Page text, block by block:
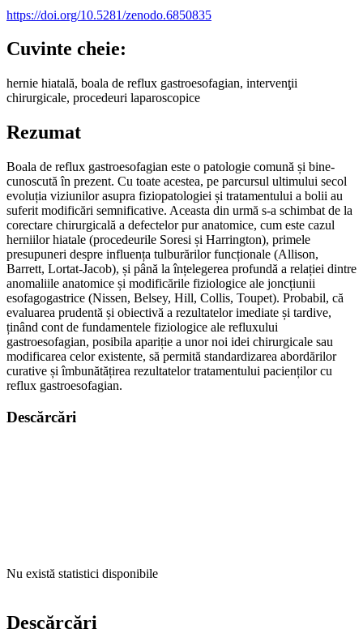
https://doi.org/10.5281/zenodo.6850835
Cuvinte cheie:
hernie hiatală, boala de reflux gastroesofagian, intervenţii
chirurgicale, procedeuri laparoscopice
Rezumat
Boala de reflux gastroesofagian este o patologie comună și bine-
cunoscută în prezent. Cu toate acestea, pe parcursul ultimului secol
evoluția viziunilor asupra fiziopatologiei și tratamentului a bolii au
suferit modificări semnificative. Aceasta din urmă s-a schimbat de la
corectare chirurgicală a defectelor pur anatomice, cum este cazul
herniilor hiatale (procedeurile Soresi și Harrington), primele
presupuneri despre influența tulburărilor funcționale (Allison,
Barrett, Lortat-Jacob), și până la înțelegerea profundă a relației dintre
anomaliile anatomice și modificările fiziologice ale joncțiunii
esofagogastrice (Nissen, Belsey, Hill, Collis, Toupet). Probabil, că
evaluarea prudentă și obiectivă a rezultatelor imediate și tardive,
ținând cont de fundamentele fiziologice ale refluxului
gastroesofagian, posibila apariție a unor noi idei chirurgicale sau
modificarea celor existente, să permită standardizarea abordărilor
curative și îmbunătățirea rezultatelor tratamentului pacienților cu
reflux gastroesofagian.
Descărcări
Nu există statistici disponibile
Descărcări